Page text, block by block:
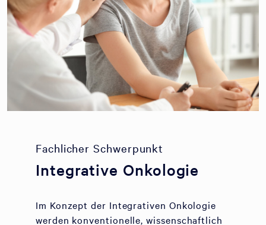
Fachlicher Schwerpunkt
Integrative Onkologie
Im Konzept der Integrativen Onkologie
werden konventionelle, wissenschaftlich